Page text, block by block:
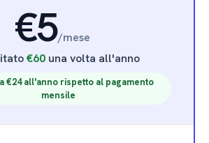
€5/mese
€60una volta all'anno
€24 all'anno rispetto al pagamento
mensile